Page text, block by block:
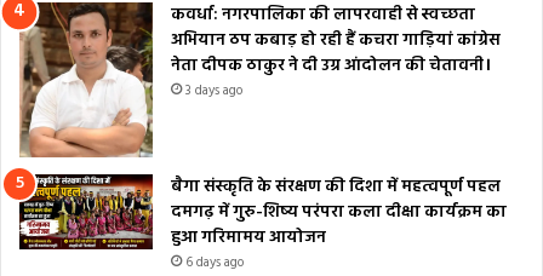
कवर्धा: नगरपालिका की लापरवाही से स्वच्छता
अभियान ठप कबाड़ हो रही हैं कचरा गाड़ियां कांग्रेस
नेता दीपक ठाकुर ने दी उग्र आंदोलन की चेतावनी।
3 days ago
बैगा संस्कृति के संरक्षण की दिशा में महत्वपूर्ण पहल
दमगढ़ में गुरु-शिष्य परंपरा कला दीक्षा कार्यक्रम का
हुआ गरिमामय आयोजन
6 days ago